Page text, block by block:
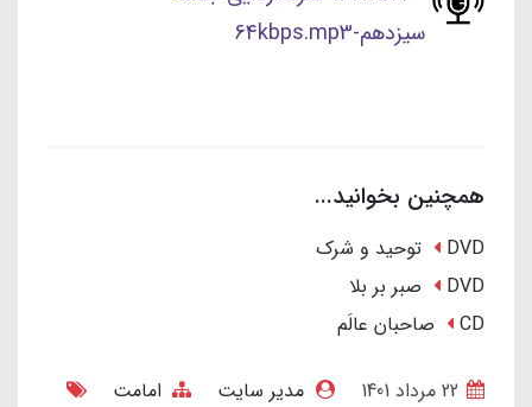
سیزدهم-64kbps.mp3
همچنین بخوانید...
DVD توحید و شرک
DVD صبر بر بلا
CD صاحبان عالَم
مدیر سایت
امامت